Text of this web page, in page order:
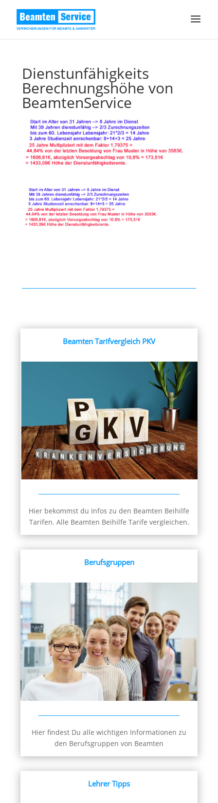
Dienstunfähigkeits
Berechnungshöhe von
BeamtenService
Beamten Tarifvergleich PKV
Hier bekommst du Infos zu den Beamten Beihilfe
Tarifen. Alle Beamten Beihilfe Tarife vergleichen.
Berufsgruppen
Hier findest Du alle wichtigen Informationen zu
den Berufsgruppen von Beamten
Lehrer Tipps